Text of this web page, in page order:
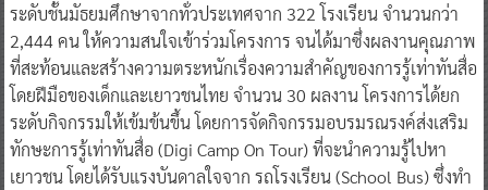
ระดับชั้นมัธยมศึกษาจากทั่วประเทศจาก 322 โรงเรียน จำนวนกว่า
2,444 คน ให้ความสนใจเข้าร่วมโครงการ จนได้มาซึ่งผลงานคุณภาพ
ที่สะท้อนและสร้างความตระหนักเรื่องความสําคัญของการรู้เท่าทันสื่อ
โดยฝีมือของเด็กและเยาวชนไทย จํานวน 30 ผลงาน โครงการได้ยก
ระดับกิจกรรมให้เข้มข้นขึ้น โดยการจัดกิจกรรมอบรมรณรงค์ส่งเสริม
ทักษะการรู้เท่าทันสื่อ (Digi Camp On Tour) ที่จะนำความรู้ไปหา
เยาวชน โดยได้รับแรงบันดาลใจจาก รถโรงเรียน (School Bus) ซึ่งทำ